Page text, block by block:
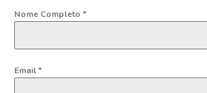
Nome Completo *
Email*